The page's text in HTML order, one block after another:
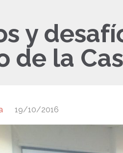
y
de la
19/10/2016